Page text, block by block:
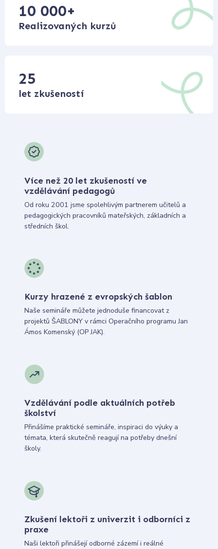
10 000+
Realizovaných kurzů
25
let zkušeností
Více než 20 let zkušeností ve
vzdělávání pedagogů
Od roku 2001 jsme spolehlivým partnerem učitelů a
pedagogických pracovníků mateřských, základních a
středních škol.
Kurzy hrazené z evropských šablon
Naše semináře můžete jednoduše financovat z
projektů ŠABLONY v rámci Operačního programu Jan
Ámos Komenský (OP JAK).
Vzdělávání podle aktuálních potřeb
školství
Přinášíme praktické semináře, inspiraci do výuky a
témata, která skutečně reagují na potřeby dnešní
školy.
Zkušení lektoři z univerzit i odborníci z
praxe
Naši lektoři přinášejí odborné zázemí i reálné